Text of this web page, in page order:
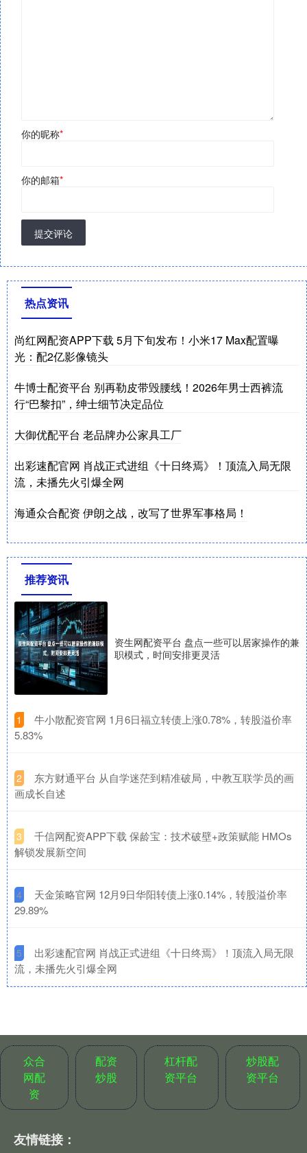
你的昵称*
你的邮箱*
提交评论
热点资讯
尚红网配资APP下载 5月下旬发布！小米17 Max配置曝
光：配2亿影像镜头
牛博士配资平台 别再勒皮带毁腰线！2026年男士西裤流
行“巴黎扣”，绅士细节决定品位
大御优配平台 老品牌办公家具工厂
出彩速配官网 肖战正式进组《十日终焉》！顶流入局无限
流，未播先火引爆全网
海通众合配资 伊朗之战，改写了世界军事格局！
推荐资讯
资生网配资平台 盘点一些可以居家操作的兼
职模式，时间安排更灵活
1
​牛小散配资官网 1月6日福立转债上涨0.78%，转股溢价率
5.83%
2
​东方财通平台 从自学迷茫到精准破局，中教互联学员的画
画成长自述
3
​千信网配资APP下载 保龄宝：技术破壁+政策赋能 HMOs
解锁发展新空间
4
​天金策略官网 12月9日华阳转债上涨0.14%，转股溢价率
29.89%
5
​出彩速配官网 肖战正式进组《十日终焉》！顶流入局无限
流，未播先火引爆全网
众合
网配
资
配资
炒股
杠杆配
资平台
炒股配
资平台
友情链接：